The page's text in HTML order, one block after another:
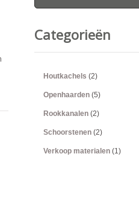
Categorieën
Houtkachels (2)
Openhaarden (5)
Rookkanalen (2)
Schoorstenen (2)
Verkoop materialen (1)